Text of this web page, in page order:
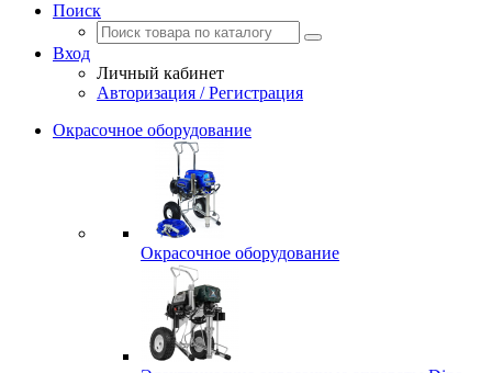
Поиск
Вход
Личный кабинет
Авторизация / Регистрация
Окрасочное оборудование
Окрасочное оборудование